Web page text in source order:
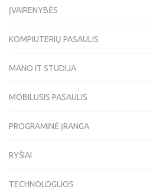
ĮVAIRENYBĖS
KOMPIUTERIŲ PASAULIS
MANO IT STUDIJA
MOBILUSIS PASAULIS
PROGRAMINĖ ĮRANGA
RYŠIAI
TECHNOLOGIJOS